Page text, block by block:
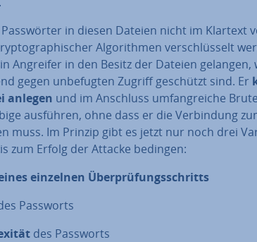
in diesen Dateien nicht im Klartext
Al­go­rith­men ver­schlüs­selt
Angreifer in den Besitz der Dateien gelangen,
gegen un­be­fug­ten Zugriff geschützt sind. Er
anlegen und im Anschluss um­fang­rei­che
ausführen, ohne dass er die Ver­bin­dung
muss. Im Prinzip gibt es jetzt nur noch drei
zum Erfolg der Attacke bedingen:
einzelnen Über­prü­fungs­schritts
Passworts
des Passworts